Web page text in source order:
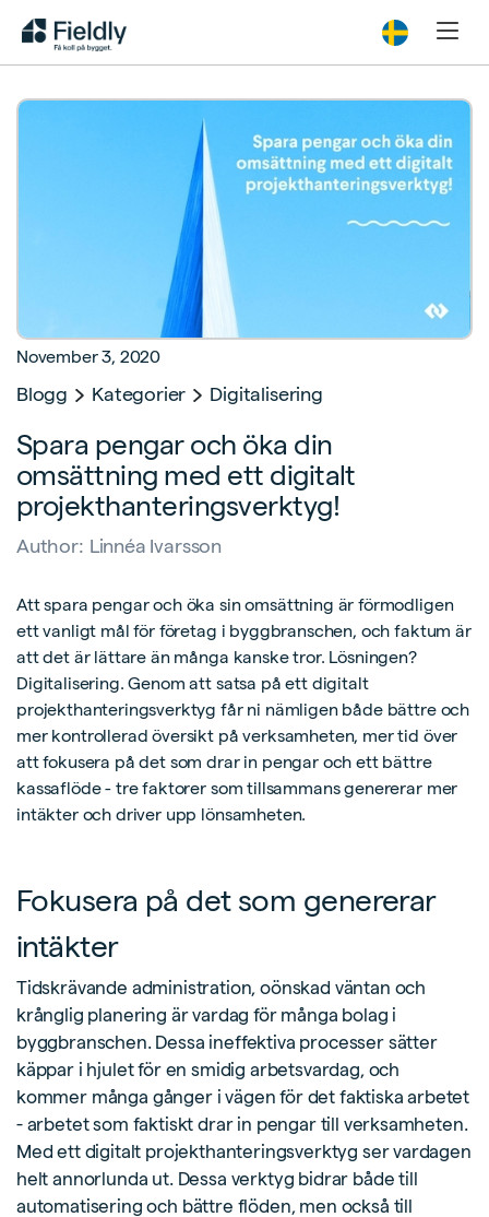
November 3, 2020
Blogg Kategorier Digitalisering
Spara pengar och öka din
omsättning med ett digitalt
projekthanteringsverktyg!
Author: Linnéa Ivarsson
Att spara pengar och öka sin omsättning är förmodligen
ett vanligt mål för företag i byggbranschen, och faktum är
att det är lättare än många kanske tror. Lösningen?
Digitalisering. Genom att satsa på ett digitalt
projekthanteringsverktyg får ni nämligen både bättre och
mer kontrollerad översikt på verksamheten, mer tid över
att fokusera på det som drar in pengar och ett bättre
kassaflöde - tre faktorer som tillsammans genererar mer
intäkter och driver upp lönsamheten.
Fokusera på det som genererar
intäkter
Tidskrävande administration, oönskad väntan och
krånglig planering är vardag för många bolag i
byggbranschen. Dessa ineffektiva processer sätter
käppar i hjulet för en smidig arbetsvardag, och
kommer många gånger i vägen för det faktiska arbetet
- arbetet som faktiskt drar in pengar till verksamheten.
Med ett digitalt projekthanteringsverktyg ser vardagen
helt annorlunda ut. Dessa verktyg bidrar både till
automatisering och bättre flöden, men också till